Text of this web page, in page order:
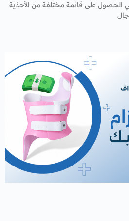
الحصول على قائمة مختلفة من الأحذية